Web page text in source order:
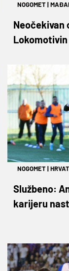
NOGOMET|
Neočekivan
NOGOMET|
Službeno:
karijeru